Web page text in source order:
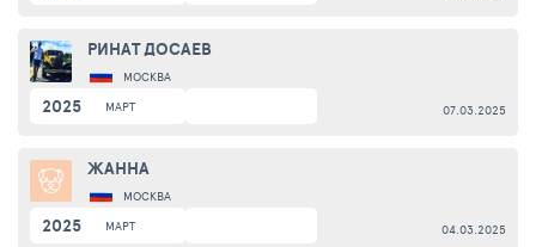
РИНАТ ДОСАЕВ
МОСКВА
2025 МАРТ 07.03.2025
ЖАННА
МОСКВА
2025 МАРТ 04.03.2025